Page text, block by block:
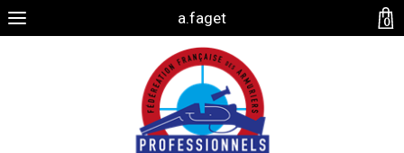
a.faget 0